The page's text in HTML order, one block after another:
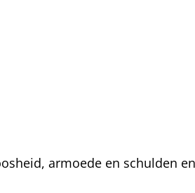
armoede en schulden